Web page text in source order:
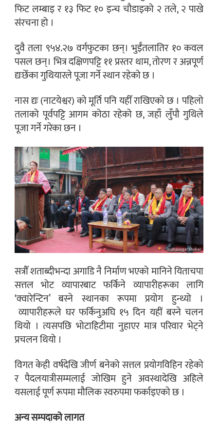
फिट लम्बाइ र १३ फिट १० इन्च चौडाइको २ तले, २ पाखे
संरचना हो ।
दुवै तला ९५४.२७ वर्गफुटका छन्। भुईँतलातिर १० कवल
पसल छन्। भित्र दक्षिणपट्टि ११ प्रस्तर थाम, तोरण र अन्नपूर्ण
द्यःछेँका गुथियारले पूजा गर्ने स्थान रहेको छ ।
नास द्यः (नाटयेश्वर) को मूर्ति पनि यहीँ राखिएको छ । पहिलो
तलाको पूर्वपट्टि आगम कोठा रहेको छ, जहाँ लुँपौ गुथिले
पूजा गर्ने गरेका छन ।
सत्रौँ शताब्दीभन्दा अगाडि नै निर्माण भएको मानिने यिताचपा
सत्तल भोट व्यापारबाट फर्किने व्यापारीहरूका लागि
‘क्वारेन्टिन’ बस्ने स्थानका रूपमा प्रयोग हुन्थ्यो ।
व्यापारीहरूले घर फर्किनुअघि १५ दिन यहीं बस्ने चलन
थियो । त्यसपछि भोटाहिटीमा नुहाएर मात्र परिवार भेट्ने
प्रचलन थियो ।
विगत केही वर्षदेखि जीर्ण बनेको सत्तल प्रयोगविहिन रहेको
र पैदलयात्रीसम्मलाई जोखिम हुने अवस्थादेखि अहिले
यसलाई पूर्ण रूपमा मौलिक स्वरुपमा फर्काइएको छ ।
अन्य सम्पदाको लागत